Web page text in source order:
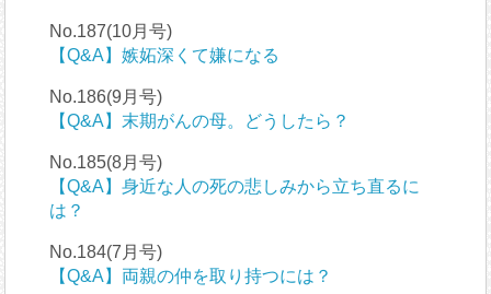
No.187(10月号)
【Q&A】嫉妬深くて嫌になる
No.186(9月号)
【Q&A】末期がんの母。どうしたら？
No.185(8月号)
【Q&A】身近な人の死の悲しみから立ち直るに
は？
No.184(7月号)
【Q&A】両親の仲を取り持つには？